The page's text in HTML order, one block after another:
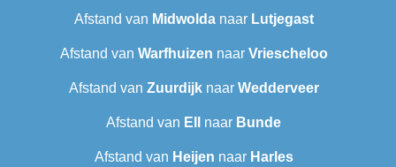
Afstand van Midwoldanaar Lutjegast
Afstand van Warfhuizen naar Vriescheloo
Afstand van Zuurdijknaar Wedderveer
Afstand van Ell naar Bunde
Afstand van Heijen naar Harles